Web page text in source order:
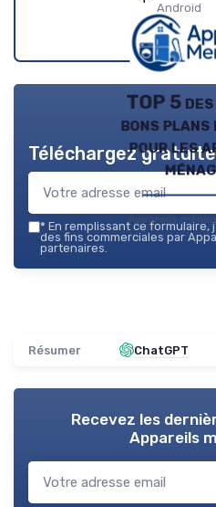
Android
TOP 5
bons plans
pour les
Appareils
Téléchargez
* En remplissant ce formulaire,
des fins commerciales par
partenaires.
Résumer ChatGPT
Recevez les
Appareils